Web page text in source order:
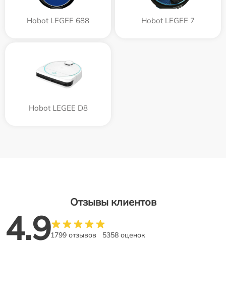
Hobot LEGEE 688 Hobot LEGEE 7
Hobot LEGEE D8
Отзывы клиентов
4.91799 отзывов 5358 оценок